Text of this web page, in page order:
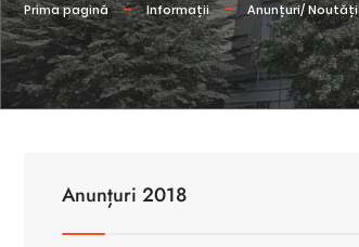
Prima pagină Informații Anunțuri/ Noutăți
Anunțuri 2018